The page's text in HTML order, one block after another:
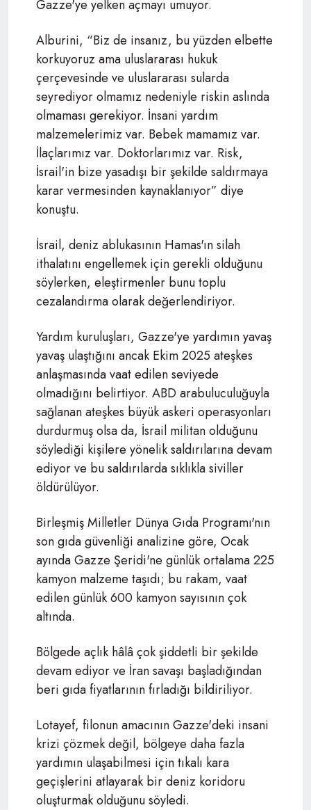
Gazze'ye yelken açmayı umuyor.
Alburini, “Biz de insanız, bu yüzden elbette
korkuyoruz ama uluslararası hukuk
çerçevesinde ve uluslararası sularda
seyrediyor olmamız nedeniyle riskin aslında
olmaması gerekiyor. İnsani yardım
malzemelerimiz var. Bebek mamamız var.
İlaçlarımız var. Doktorlarımız var. Risk,
İsrail'in bize yasadışı bir şekilde saldırmaya
karar vermesinden kaynaklanıyor” diye
konuştu.
İsrail, deniz ablukasının Hamas'ın silah
ithalatını engellemek için gerekli olduğunu
söylerken, eleştirmenler bunu toplu
cezalandırma olarak değerlendiriyor.
Yardım kuruluşları, Gazze'ye yardımın yavaş
yavaş ulaştığını ancak Ekim 2025 ateşkes
anlaşmasında vaat edilen seviyede
olmadığını belirtiyor. ABD arabuluculuğuyla
sağlanan ateşkes büyük askeri operasyonları
durdurmuş olsa da, İsrail militan olduğunu
söylediği kişilere yönelik saldırılarına devam
ediyor ve bu saldırılarda sıklıkla siviller
öldürülüyor.
Birleşmiş Milletler Dünya Gıda Programı'nın
son gıda güvenliği analizine göre, Ocak
ayında Gazze Şeridi'ne günlük ortalama 225
kamyon malzeme taşıdı; bu rakam, vaat
edilen günlük 600 kamyon sayısının çok
altında.
Bölgede açlık hâlâ çok şiddetli bir şekilde
devam ediyor ve İran savaşı başladığından
beri gıda fiyatlarının fırladığı bildiriliyor.
Lotayef, filonun amacının Gazze'deki insani
krizi çözmek değil, bölgeye daha fazla
yardımın ulaşabilmesi için tıkalı kara
geçişlerini atlayarak bir deniz koridoru
oluşturmak olduğunu söyledi.